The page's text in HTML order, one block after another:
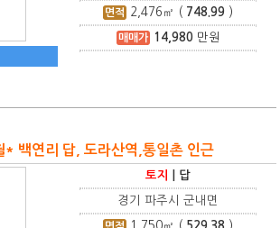
면적 2,476 ㎡ ( 748.99 )
매매가 14,980만원
백연리 답, 도라산역,통일촌 인근
토지 답
경기 파주시 군내면
면적 1,750㎡ ( 529.38 )